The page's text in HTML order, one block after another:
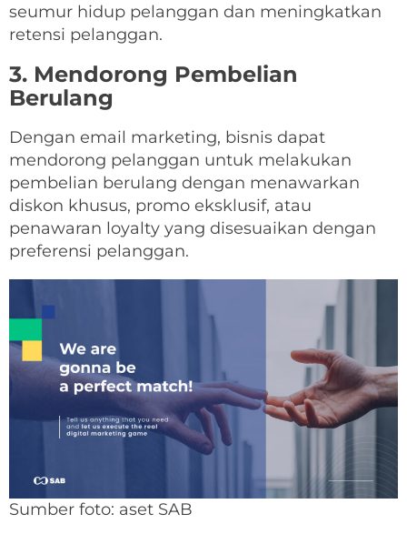
seumur hidup pelanggan dan meningkatkan
retensi pelanggan.
3. Mendorong Pembelian
Berulang
Dengan email marketing, bisnis dapat
mendorong pelanggan untuk melakukan
pembelian berulang dengan menawarkan
diskon khusus, promo eksklusif, atau
penawaran loyalty yang disesuaikan dengan
preferensi pelanggan.
Sumber foto: aset SAB